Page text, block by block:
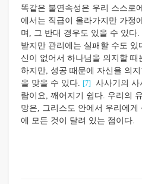
똑같은 불연속성은 우리 스스로
에서는 직급이 올라가지만 가정
며, 그 반대 경우도 있을 수 있다
받지만 관리에는 실패할 수도
신이 없어서 하나님을 의지할 때
하지만, 성공 때문에 자신을 의
을 맞을 수 있다. [7]
사사기의 사
람이요, 깨어지기 쉽다. 우리의
망은, 그리스도 안에서 우리에게
에 모든 것이 달려 있는 점이다.